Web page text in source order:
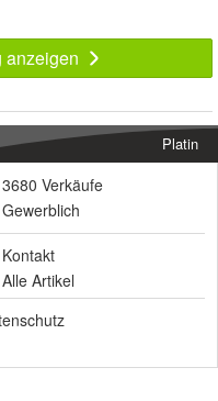
anzeigen
Platin
3680 Verkäufe
Gewerblich
Kontakt
Alle Artikel